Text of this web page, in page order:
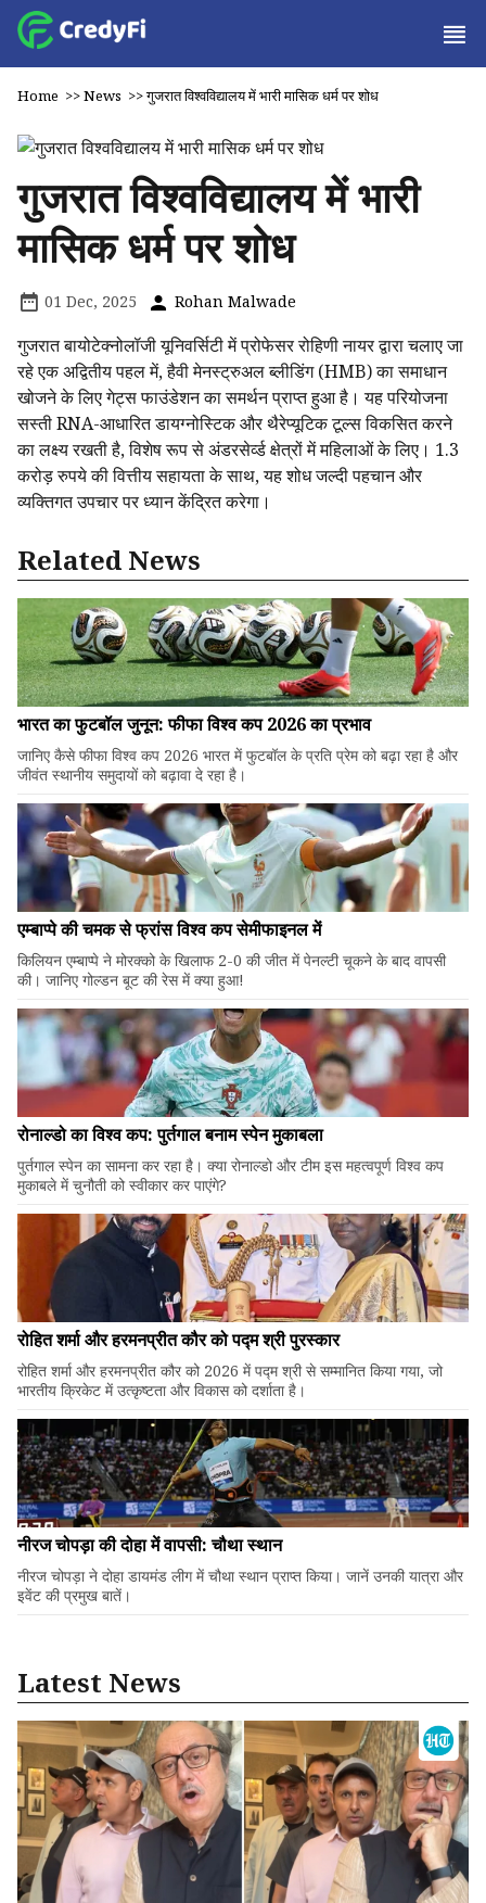
Home >>News >>गुजरात विश्वविद्यालय में भारी मासिक धर्म पर शोध
गुजरात विश्वविद्यालय में भारी
मासिक धर्म पर शोध
01 Dec, 2025 Rohan Malwade
गुजरात बायोटेक्नोलॉजी यूनिवर्सिटी में प्रोफेसर रोहिणी नायर द्वारा चलाए जा
रहे एक अद्वितीय पहल में, हैवी मेनस्ट्रुअल ब्लीडिंग (HMB) का समाधान
खोजने के लिए गेट्स फाउंडेशन का समर्थन प्राप्त हुआ है। यह परियोजना
सस्ती RNA-आधारित डायग्नोस्टिक और थैरेप्यूटिक टूल्स विकसित करने
का लक्ष्य रखती है, विशेष रूप से अंडरसेर्व्ड क्षेत्रों में महिलाओं के लिए। 1.3
करोड़ रुपये की वित्तीय सहायता के साथ, यह शोध जल्दी पहचान और
व्यक्तिगत उपचार पर ध्यान केंद्रित करेगा।
Related News
भारत का फुटबॉल जुनून: फीफा विश्व कप 2026 का प्रभाव
जानिए कैसे फीफा विश्व कप 2026 भारत में फुटबॉल के प्रति प्रेम को बढ़ा रहा है और
जीवंत स्थानीय समुदायों को बढ़ावा दे रहा है।
एम्बाप्पे की चमक से फ्रांस विश्व कप सेमीफाइनल में
किलियन एम्बाप्पे ने मोरक्को के खिलाफ 2-0 की जीत में पेनल्टी चूकने के बाद वापसी
की। जानिए गोल्डन बूट की रेस में क्या हुआ!
रोनाल्डो का विश्व कप: पुर्तगाल बनाम स्पेन मुकाबला
पुर्तगाल स्पेन का सामना कर रहा है। क्या रोनाल्डो और टीम इस महत्वपूर्ण विश्व कप
मुकाबले में चुनौती को स्वीकार कर पाएंगे?
रोहित शर्मा और हरमनप्रीत कौर को पद्म श्री पुरस्कार
रोहित शर्मा और हरमनप्रीत कौर को 2026 में पद्म श्री से सम्मानित किया गया, जो
भारतीय क्रिकेट में उत्कृष्टता और विकास को दर्शाता है।
नीरज चोपड़ा की दोहा में वापसी: चौथा स्थान
नीरज चोपड़ा ने दोहा डायमंड लीग में चौथा स्थान प्राप्त किया। जानें उनकी यात्रा और
इवेंट की प्रमुख बातें।
Latest News